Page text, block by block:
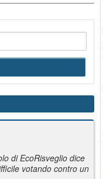
di EcoRisveglio dice
votando contro un